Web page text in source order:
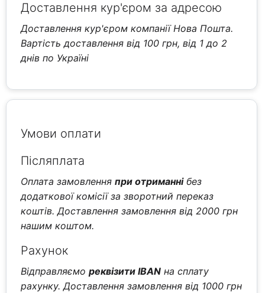
Доставлення кур'єром за адресою
Доставлення кур'єром компанії Нова Пошта.
Вартість доставлення від 100 грн, від 1 до 2
днів по Україні
Умови оплати
Післяплата
Оплата замовленняпри отриманнібез
додаткової комісії за зворотний переказ
коштів. Доставлення замовлення від 2000 грн
нашим коштом.
Рахунок
Відправляємореквізити IBAN на сплату
рахунку. Доставлення замовлення від 1000 грн